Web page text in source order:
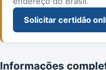
Solicitar certidão
Informações